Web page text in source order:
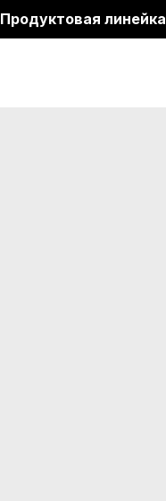
Продуктовая линейка